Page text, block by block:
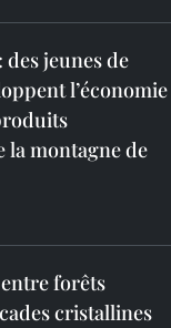
des jeunes de
l’économie
la montagne de
forêts
cristallines